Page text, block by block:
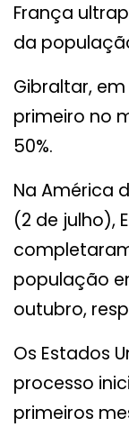
França
da
Gibraltar,
primeiro no
50%.
Na América
(2 de julho),
população
outubro,
Os Estados
processo
primeiros